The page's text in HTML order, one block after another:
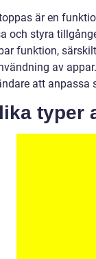
är en
och styra
funktion,
av
att anpassa
typer